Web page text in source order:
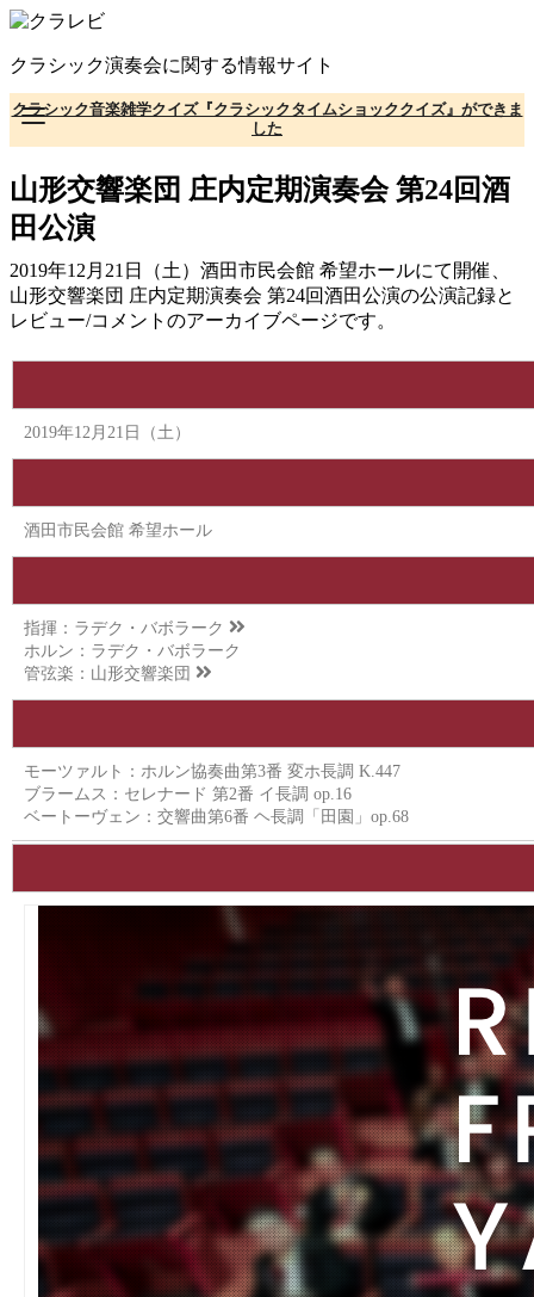
コ
テ
ン
ツ
へ
移
動
クラシック演奏会に関する情報サイト
クラシック音楽雑学クイズ『クラシックタイムショッククイズ』ができま
した
山形交響楽団 庄内定期演奏会 第24回酒
田公演
2019年12月21日（土）酒田市民会館 希望ホールにて開催、
山形交響楽団 庄内定期演奏会 第24回酒田公演の公演記録と
レビュー/コメントのアーカイブページです。
2019年12月21日（土）
酒田市民会館 希望ホール
指揮： ラデク・バボラーク
ホルン：ラデク・バボラーク
管弦楽： 山形交響楽団
モーツァルト：ホルン協奏曲第3番 変ホ長調 K.447
ブラームス：セレナード 第2番 イ長調 op.16
ベートーヴェン：交響曲第6番 ヘ長調「田園」op.68